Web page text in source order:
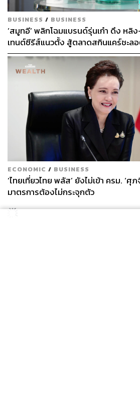
BUSINESS / BUSINESS
‘สมูทอี’ พลิกโฉมแบรนด์รุ่นเก๋า ดึง หลิ
เทนต์ซีรีส์แนวตั้ง สู้ตลาดสกินแคร์ชะล
ECONOMIC / BUSINESS
‘ไทยเที่ยวไทย พลัส’ ยังไม่เข้า ครม. ‘ศุ
มาตรการต้องไม่กระจุกตัว